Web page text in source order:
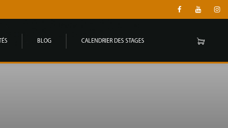
BLOG CALENDRIER DES STAGES